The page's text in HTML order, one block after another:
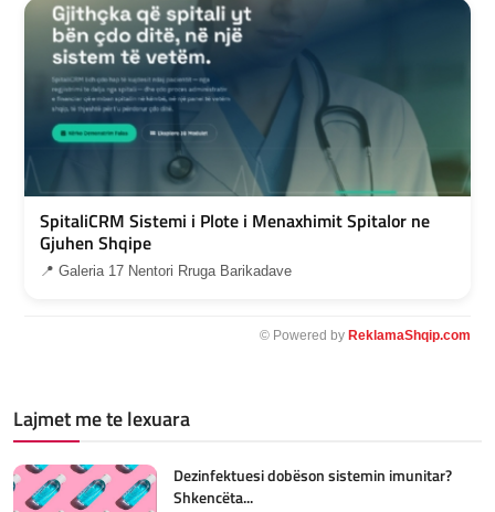
SpitaliCRM Sistemi i Plote i Menaxhimit Spitalor ne
Gjuhen Shqipe
📍 Galeria 17 Nentori Rruga Barikadave
© Powered by ReklamaShqip.com
Lajmet me te lexuara
Dezinfektuesi dobëson sistemin imunitar?
Shkencëta...